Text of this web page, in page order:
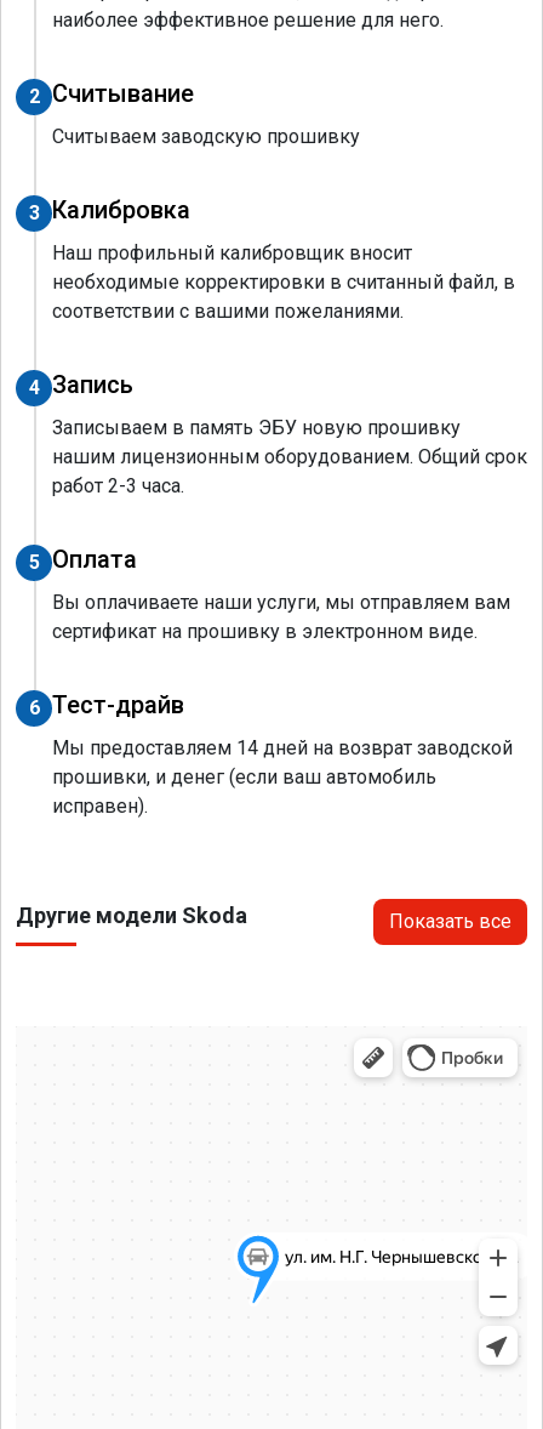
наиболее эффективное решение для него.
2 Считывание
Считываем заводскую прошивку
3 Калибровка
Наш профильный калибровщик вносит
необходимые корректировки в считанный файл, в
соответствии с вашими пожеланиями.
4 Запись
Записываем в память ЭБУ новую прошивку
нашим лицензионным оборудованием. Общий срок
работ 2-3 часа.
5 Оплата
Вы оплачиваете наши услуги, мы отправляем вам
сертификат на прошивку в электронном виде.
6 Тест-драйв
Мы предоставляем 14 дней на возврат заводской
прошивки, и денег (если ваш автомобиль
исправен).
Другие модели Skoda Показать все